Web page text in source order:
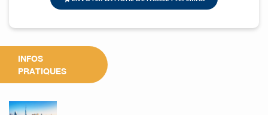
INFOS
PRATIQUES